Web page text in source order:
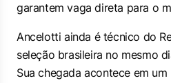
garantem vaga direta para o
Ancelotti ainda é técnico do
seleção brasileira no mesmo
Sua chegada acontece em